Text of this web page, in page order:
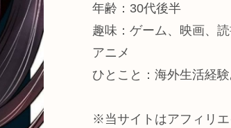
年齢：30代後半
趣味：ゲーム、映画、読
アニメ
ひとこと：海外生活経験
※当サイトはアフィリエ